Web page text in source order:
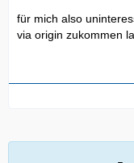
für mich also
via origin zukommen